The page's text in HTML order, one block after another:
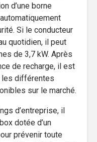
d’une borne
Si le conducteur
quotidien, il peut
de 3,7 kW. Après
de recharge, il est
les différentes
sur le marché.
d’entreprise, il
dotée d’un
prévenir toute